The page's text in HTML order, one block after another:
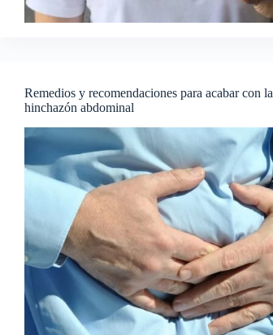
Remedios y recomendaciones para acabar con la
hinchazón abdominal